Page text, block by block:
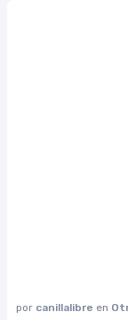
por canillalibre en